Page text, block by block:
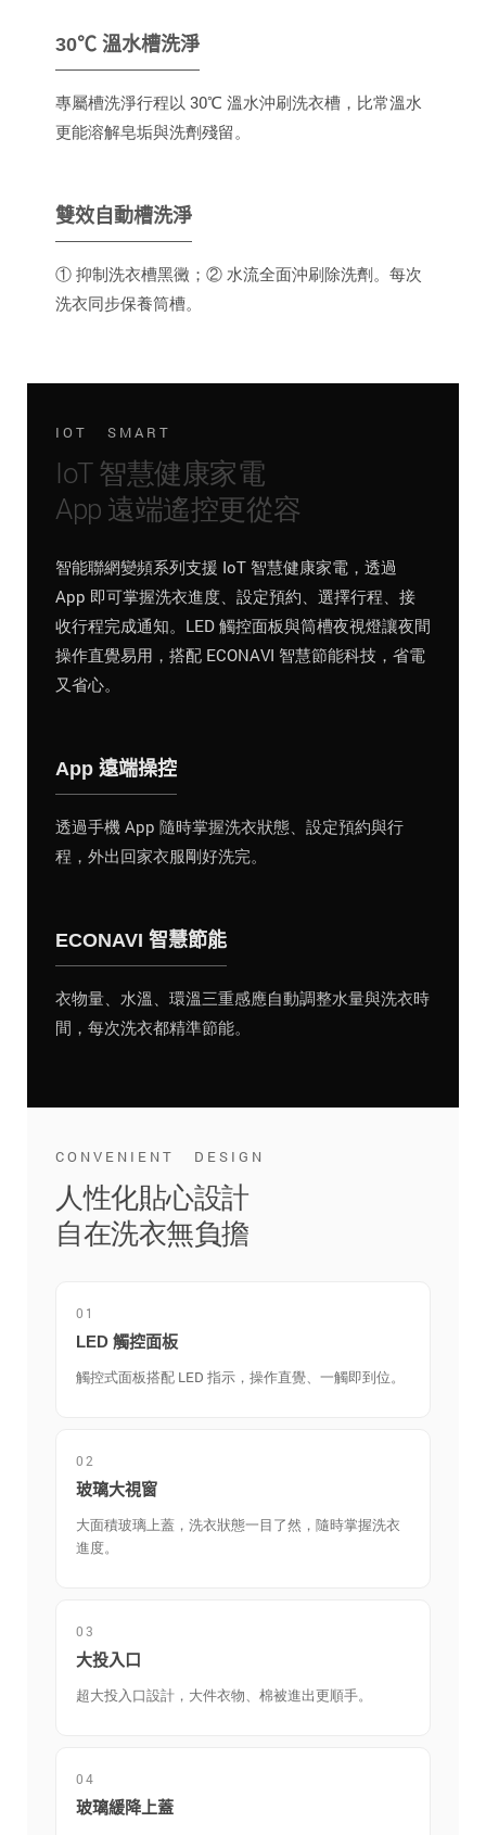
30℃ 溫水槽洗淨
專屬槽洗淨行程以 30℃ 溫水沖刷洗衣槽，比常溫水
更能溶解皂垢與洗劑殘留。
雙效自動槽洗淨
① 抑制洗衣槽黑黴；② 水流全面沖刷除洗劑。每次
洗衣同步保養筒槽。
IOT SMART
IoT 智慧健康家電
App 遠端遙控更從容
智能聯網變頻系列支援 IoT 智慧健康家電，透過
App 即可掌握洗衣進度、設定預約、選擇行程、接
收行程完成通知。LED 觸控面板與筒槽夜視燈讓夜間
操作直覺易用，搭配 ECONAVI 智慧節能科技，省電
又省心。
App 遠端操控
透過手機 App 隨時掌握洗衣狀態、設定預約與行
程，外出回家衣服剛好洗完。
ECONAVI 智慧節能
衣物量、水溫、環溫三重感應自動調整水量與洗衣時
間，每次洗衣都精準節能。
CONVENIENT DESIGN
人性化貼心設計
自在洗衣無負擔
01
LED 觸控面板
觸控式面板搭配 LED 指示，操作直覺、一觸即到位。
02
玻璃大視窗
大面積玻璃上蓋，洗衣狀態一目了然，隨時掌握洗衣
進度。
03
大投入口
超大投入口設計，大件衣物、棉被進出更順手。
04
玻璃緩降上蓋